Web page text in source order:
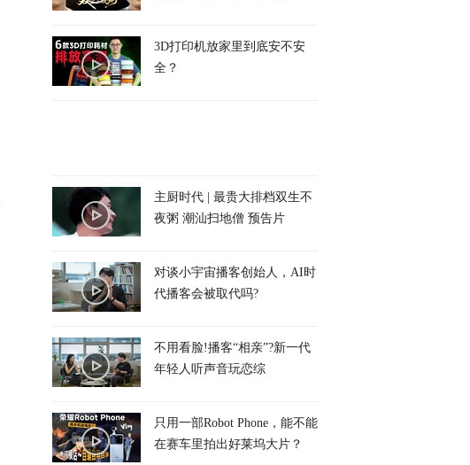
3D打印机放家里到底安不安
全？
主厨时代 | 最贵大排档双生不
夜粥 潮汕扫地僧 预告片
对谈小宇宙播客创始人，AI时
代播客会被取代吗?
不用看脸!播客“相亲”?新一代
年轻人听声音玩恋综
只用一部Robot Phone，能不能
在赛车里拍出好莱坞大片？